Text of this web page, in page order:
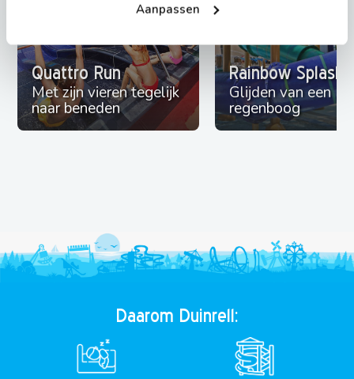
Aanpassen
Quattro Run
Met zijn vieren tegelijk
naar beneden
Rainbow Splash
Glijden van een
regenboog
Daarom Duinrell: